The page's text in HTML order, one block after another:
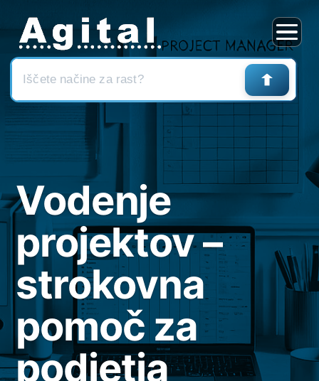
Skoči
vsebino
Vodenje
projektov –
strokovna
pomoč za
podjetja